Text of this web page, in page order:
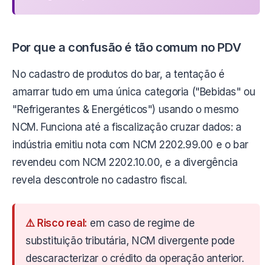
Por que a confusão é tão comum no PDV
No cadastro de produtos do bar, a tentação é
amarrar tudo em uma única categoria ("Bebidas" ou
"Refrigerantes & Energéticos") usando o mesmo
NCM. Funciona até a fiscalização cruzar dados: a
indústria emitiu nota com NCM 2202.99.00 e o bar
revendeu com NCM 2202.10.00, e a divergência
revela descontrole no cadastro fiscal.
⚠️ Risco real: em caso de regime de
substituição tributária, NCM divergente pode
descaracterizar o crédito da operação anterior.